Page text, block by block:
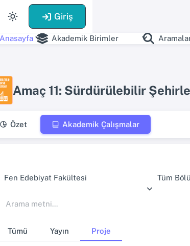
Giriş
Anasayfa Akademik Birimler
Amaç 11: Sürdürülebilir
Özet Akademik Çalışmalar
Fen Edebiyat Fakültesi Tüm
Tümü Yayın Proje